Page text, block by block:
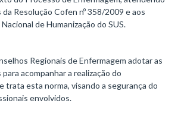
Resolução Cofen nº 358/2009 e aos
de Humanização do SUS.
Regionais de Enfermagem adotar as
acompanhar a realização do
trata esta norma, visando a segurança do
envolvidos.